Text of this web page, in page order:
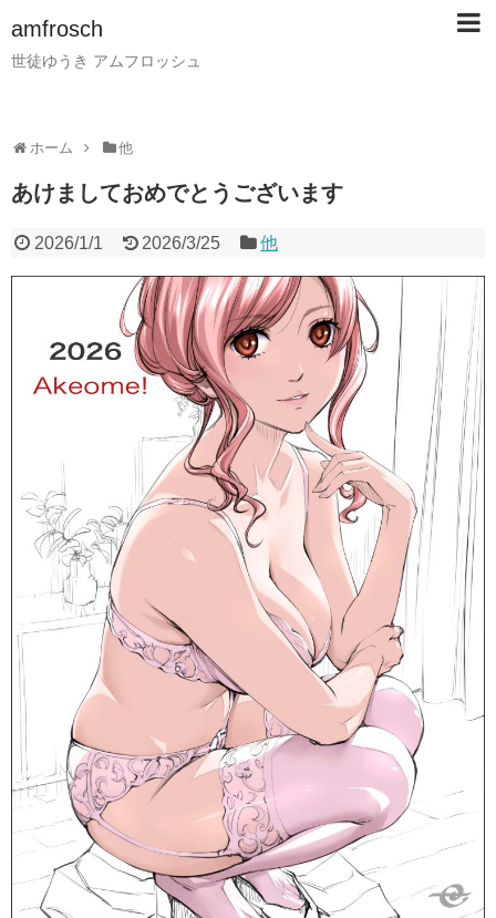
amfrosch
世徒ゆうき アムフロッシュ
ホーム 他
あけましておめでとうございます
2026/1/1 2026/3/25 他